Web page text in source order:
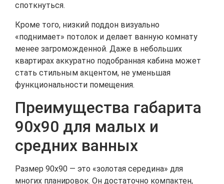
споткнуться.
Кроме того, низкий поддон визуально
«поднимает» потолок и делает ванную комнату
менее загроможденной. Даже в небольших
квартирах аккуратно подобранная кабина может
стать стильным акцентом, не уменьшая
функциональности помещения.
Преимущества габарита
90х90 для малых и
средних ванных
Размер 90х90 — это «золотая середина» для
многих планировок. Он достаточно компактен,